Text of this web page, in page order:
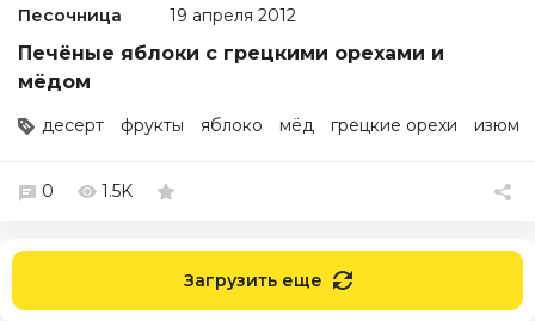
Песочница 19 апреля 2012
Печёные яблоки с грецкими орехами и
мёдом
десерт фрукты яблоко мёд грецкие орехи изюм
0 1.5K
Загрузить еще